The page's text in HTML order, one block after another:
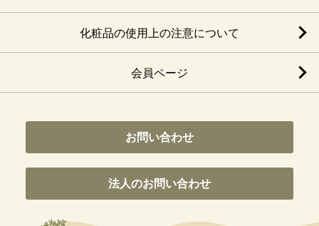
化粧品の使用上の注意について
会員ページ
お問い合わせ
法人のお問い合わせ